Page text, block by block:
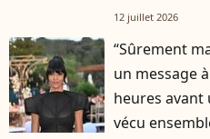
12 juillet 2026
“Sûrement
un message
heures
vécu